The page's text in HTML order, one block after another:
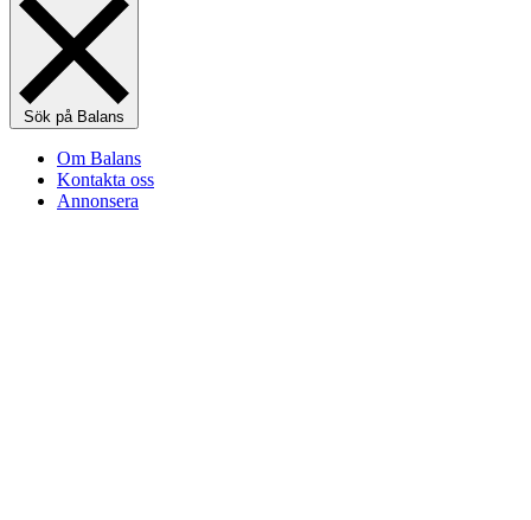
Sök på Balans
Om Balans
Kontakta oss
Annonsera